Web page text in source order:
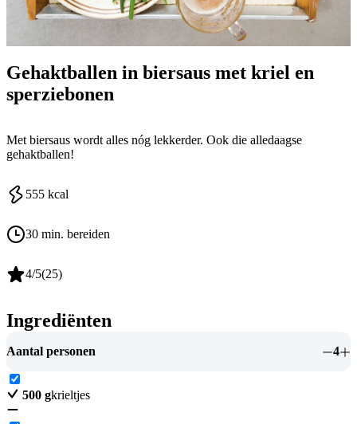
Gehaktballen in biersaus met kriel en
sperziebonen
Met biersaus wordt alles nóg lekkerder. Ook die alledaagse
gehaktballen!
555 kcal
30 min. bereiden
4/5(25)
Ingrediënten
Aantal personen 4
500 gkrieltjes